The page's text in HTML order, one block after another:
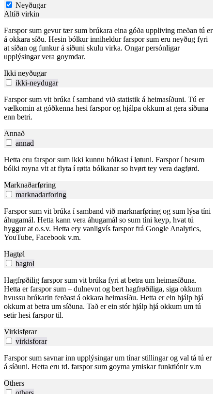
Neyðugar
Altíð virkin
Farspor sum gevur tær sum brúkara eina góða uppliving meðan tú er
á okkara síðu. Hesin bólkur inniheldur farspor sum eru neyðug fyri
at síðan og funkur á síðuni skulu virka. Ongar persónligar
upplýsingar vera goymdar.
Ikki neyðugar
ikki-neydugar
Farspor sum vit brúka í samband við statistik á heimasíðuni. Tú er
vælkomin at góðkenna hesi farspor og hjálpa okkum at gera síðuna
enn betri.
Annað
annad
Hetta eru farspor sum ikki kunnu bólkast í løtuni. Farspor í hesum
bólki royna vit at flyta í røtta bólkanar so hvørt tey vera dagførd.
Marknaðarføring
marknadarforing
Farspor sum vit brúka í samband við marknarføring og sum lýsa tíni
áhugamál. Hetta kann vera áhugamál so sum tíni keyp, hvat tú
hyggur at o.s.v. Hetta ery vanligvís farspor frá Google Analytics,
YouTube, Facebook v.m.
Hagtøl
hagtol
Hagfrøðilig farspor sum vit brúka fyri at betra um heimasíðuna.
Hetta er farspor sum – dulnevnt og bert hagfrøðiliga, siga okkum
hvussu brúkarin ferðast á okkara heimasíðu. Hetta er ein hjálp hjá
okkum at betra um síðuna. Tað er ein stór hjálp hjá okkum um tú
setir hesi farspor til.
Virkisførar
virkisforar
Farspor sum savnar inn upplýsingar um tínar stillingar og val tá tú er
á síðuni. Hetta eru td. farspor sum goyma ymiskar funktiónir v.m
Others